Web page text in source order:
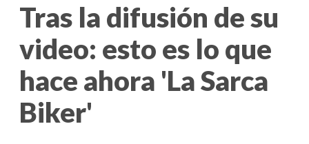
Tras la difusión de su
video: esto es lo que
hace ahora 'La Sarca
Biker'